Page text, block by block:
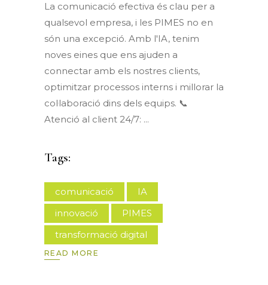
La comunicació efectiva és clau per a
qualsevol empresa, i les PIMES no en
són una excepció. Amb l'IA, tenim
noves eines que ens ajuden a
connectar amb els nostres clients,
optimitzar processos interns i millorar la
col·laboració dins dels equips. 📞
Atenció al client 24/7:
Tags:
comunicació
IA
innovació
PIMES
transformació digital
READ MORE